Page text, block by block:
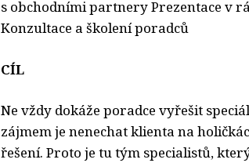
s obchodními partnery Prezentace v
Konzultace a školení poradců
CÍL
Ne vždy dokáže poradce vyřešit
zájmem je nenechat klienta na
řešení. Proto je tu tým specialistů,